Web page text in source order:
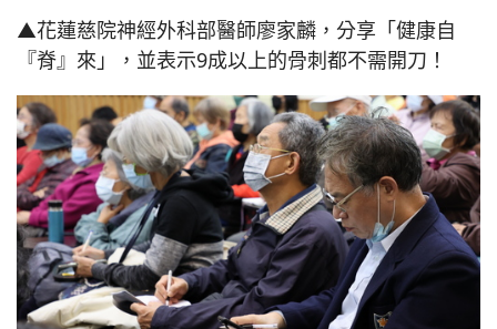
▲花蓮慈院神經外科部醫師廖家麟，分享「健康自
『脊』來」，並表示9成以上的骨刺都不需開刀！